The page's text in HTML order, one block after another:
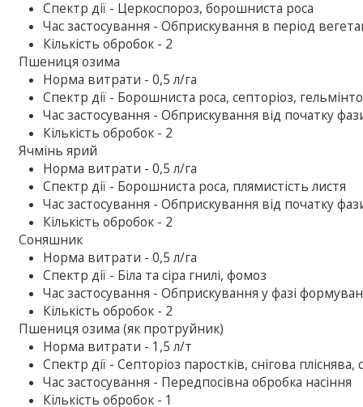
Спектр дії - Церкоспороз, борошниста роса
Час застосування - Обприскування в період
Кількість обробок - 2
Пшениця озима
Норма витрати - 0,5 л/га
Спектр дії - Борошниста роса, септоріоз,
Час застосування - Обприскування від початку
Кількість обробок - 2
Ячмінь ярий
Норма витрати - 0,5 л/га
Спектр дії - Борошниста роса, плямистість листя
Час застосування - Обприскування від початку
Кількість обробок - 2
Соняшник
Норма витрати - 0,5 л/га
Спектр дії - Біла та сіра гнилі, фомоз
Час застосування - Обприскування у фазі
Кількість обробок - 2
Пшениця озима (як протруйник)
Норма витрати - 1,5 л/т
Спектр дії - Септоріоз паростків, снігова
Час застосування - Передпосівна обробка насіння
Кількість обробок - 1